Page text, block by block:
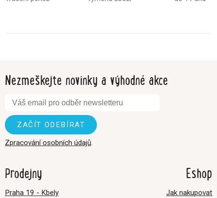
Nezmeškejte novinky a výhodné akce
Zpracování osobních údajů.
Prodejny
Praha 19 - Kbely
Eshop
Jak nakupovat